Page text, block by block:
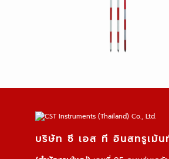
บริษัท ซี เอส ที อินสทรูเม้